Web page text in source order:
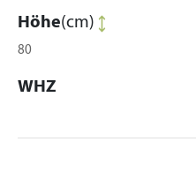
Höhe(cm)
80
WHZ